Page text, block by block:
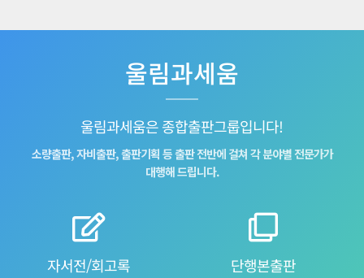
상세보기
상세보기
울림과세움
울림과세움은 종합출판그룹입니다!
소량출판, 자비출판, 출판기획 등 출판 전반에 걸쳐 각 분야별 전문가가
대행해 드립니다.
자서전/회고록 단행본출판